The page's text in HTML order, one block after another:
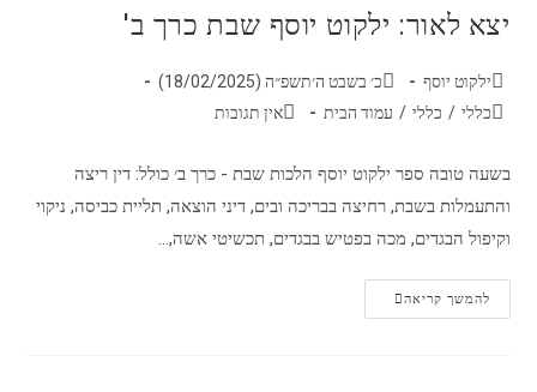
יצא לאור: ילקוט יוסף שבת כרך ב'
ילקוט יוסף
כ׳ בשבט ה׳תשפ״ה (18/02/2025)
כללי / כללי / עמוד הבית אין תגובות
בשעה טובה ספר ילקוט יוסף הלכות שבת - כרך ב׳ כולל: דין ריצה
והתעמלות בשבת, רחיצה בבריכה ובים, דיני הוצאה, תליית כביסה, ניקוי
וקיפול הבגדים, מכה בפטיש בבגדים, תכשיטי אשה,…
להמשך קריאה